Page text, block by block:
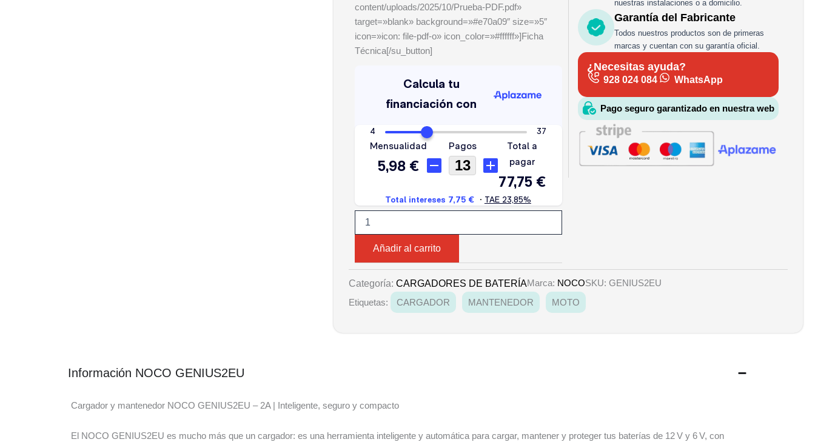
content/uploads/2025/10/Prueba-PDF.pdf»
target=»blank» background=»#e70a09″ size=»5″
icon=»icon: file-pdf-o» icon_color=»#ffffff»]Ficha
Técnica[/su_button]
Añadir al carrito
nuestras instalaciones o a domicilio.
Garantía del Fabricante
Todos nuestros productos son de primeras
marcas y cuentan con su garantía oficial.
¿Necesitas ayuda?
928 024 084 WhatsApp
Pago seguro garantizado en nuestra web
Categoría: CARGADORES DE BATERÍAMarca: NOCOSKU: GENIUS2EU
Etiquetas:
CARGADOR MANTENEDOR MOTO
Información NOCO GENIUS2EU
Cargador y mantenedor NOCO GENIUS2EU – 2A | Inteligente, seguro y compacto
El NOCO GENIUS2EU es mucho más que un cargador: es una herramienta inteligente y automática para cargar, mantener y proteger tus baterías de 12 V y 6 V, con